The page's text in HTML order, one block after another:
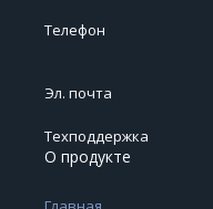
Телефон
Эл. почта
Техподдержка
О продукте